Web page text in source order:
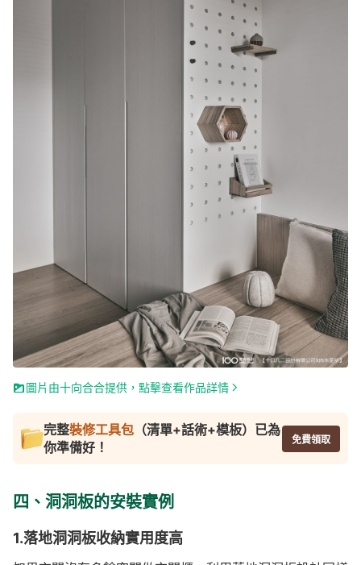
圖片由十向合合提供，點擊查看作品詳情
完整裝修工具包 （清單+話術+模板）已為
你準備好！
免費領取
四、洞洞板的安裝實例
1.落地洞洞板收納實用度高